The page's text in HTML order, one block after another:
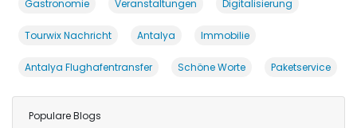
Gastronomie Veranstaltungen Digitalisierung
Tourwix Nachricht Antalya Immobilie
Antalya Flughafentransfer Schöne Worte Paketservice
Populare Blogs